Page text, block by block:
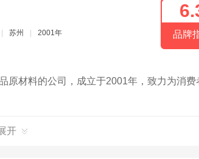
苏州 2001年 品牌
原材料的公司，成立于2001年，致力为消费
开